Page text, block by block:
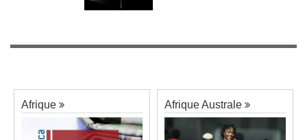
Afrique Afrique Australe